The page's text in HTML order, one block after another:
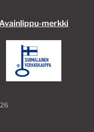
merkki